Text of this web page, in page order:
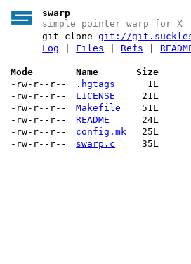
swarp
simple pointer warp for X
git clonegit://
Log
Files |Refs |
Mode Name
Size
-rw-r--r--
.hgtags
1L
-rw-r--r--
LICENSE
21L
-rw-r--r--
Makefile
51L
-rw-r--r--
README
24L
-rw-r--r--
config.mk
25L
-rw-r--r--
swarp.c 35L